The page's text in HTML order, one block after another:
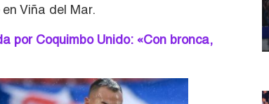
en Viña del Mar.
por Coquimbo Unido: «Con bronca,